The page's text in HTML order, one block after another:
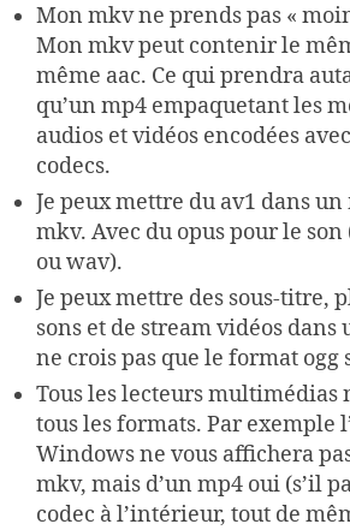
Mon mkv ne prends pas «
Mon mkv peut contenir le
même aac. Ce qui prendra
qu’un mp4 empaquetant les
audios et vidéos encodées
codecs.
Je peux mettre du av1 dans
mkv. Avec du opus pour le son
ou wav).
Je peux mettre des sous-titre,
sons et de stream vidéos dans
ne crois pas que le format ogg
Tous les lecteurs multimédias
tous les formats. Par exemple
Windows ne vous affichera
mkv, mais d’un mp4 oui (s’il
codec à l’intérieur, tout de